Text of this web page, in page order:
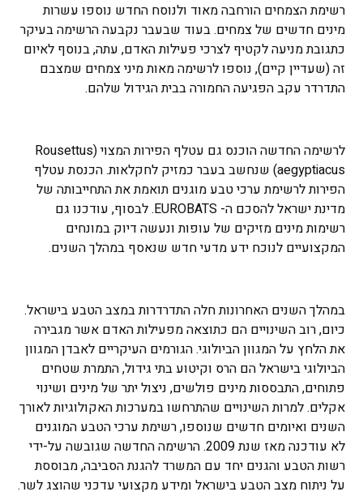
רשימת הצמחים הורחבה מאוד ולנוסח החדש נוספו עשרות
מינים חדשים של צמחים. בעוד שבעבר נקבעה הרשימה בעיקר
כתגובת מניעה לקטיף לצרכי פעילות האדם, עתה, בנוסף לאיום
זה (שעדיין קיים), נוספו לרשימה מאות מיני צמחים שמצבם
התדרדר עקב הפגיעה החמורה בבית הגידול שלהם.
לרשימה החדשה הוכנס גם עטלף הפירות המצוי (Rousettus
aegyptiacus) שנחשב בעבר כמזיק לחקלאות. הכנסת עטלף
הפירות לרשימת ערכי טבע מוגנים תואמת את התחייבותה של
מדינת ישראל להסכם ה- EUROBATS. לבסוף, עודכנו גם
רשימות מינים מזיקים של עופות ונעשה דיוק במונחים
המקצועיים לנוכח ידע מדעי חדש שנאסף במהלך השנים.
במהלך השנים האחרונות חלה התדרדרות במצב הטבע בישראל.
כיום, רוב השינויים הם כתוצאה מפעילות האדם אשר מגבירה
את הלחץ על המגוון הביולוגי. הגורמים העיקריים לאבדן המגוון
הביולוגי בישראל הם הרס וקיטוע בתי גידול, התמרת שטחים
פתוחים, התבססות מינים פולשים, ניצול יתר של מינים ושינוי
אקלים. למרות השינויים שהתרחשו במערכות האקולוגיות לאורך
השנים ואיומים חדשים שנוספו, רשימת ערכי הטבע המוגנים
לא עודכנה מאז שנת 2009. הרשימה החדשה שגובשה על-ידי
רשות הטבע והגנים יחד עם המשרד להגנת הסביבה, מבוססת
על ניתוח מצב הטבע בישראל ומידע מקצועי עדכני שהוצג לשר.